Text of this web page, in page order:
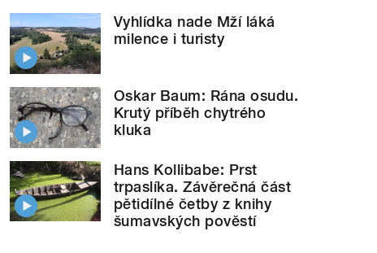
Vyhlídka nade Mží láká
milence i turisty
Oskar Baum: Rána osudu.
Krutý příběh chytrého
kluka
Hans Kollibabe: Prst
trpaslíka. Závěrečná část
pětidílné četby z knihy
šumavských pověstí